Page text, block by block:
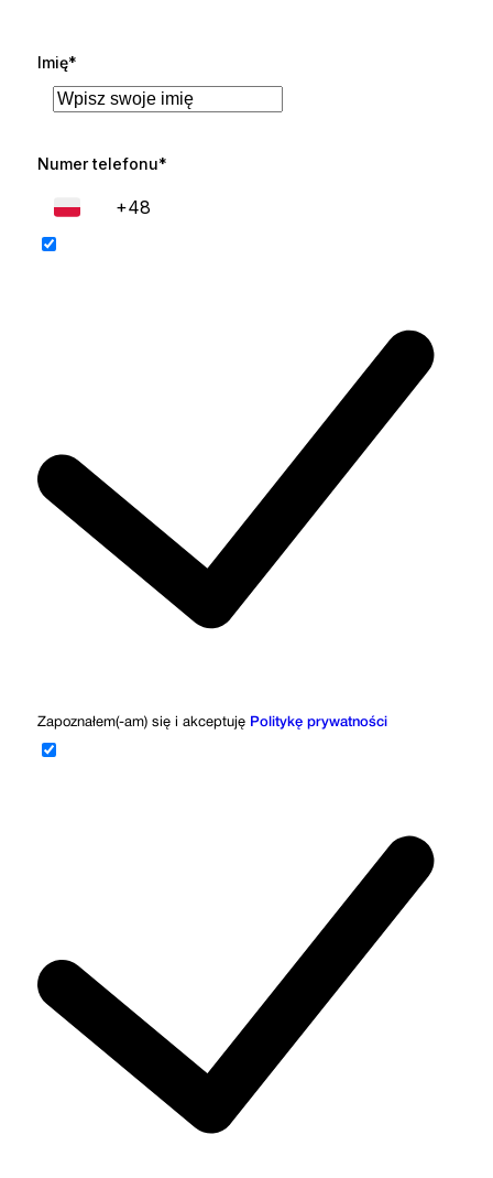
Imię*
Numer telefonu*
Zapoznałem(-am) się i akceptuję Politykę prywatności